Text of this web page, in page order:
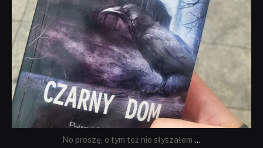
No proszę, o tym też nie słyszałem ...